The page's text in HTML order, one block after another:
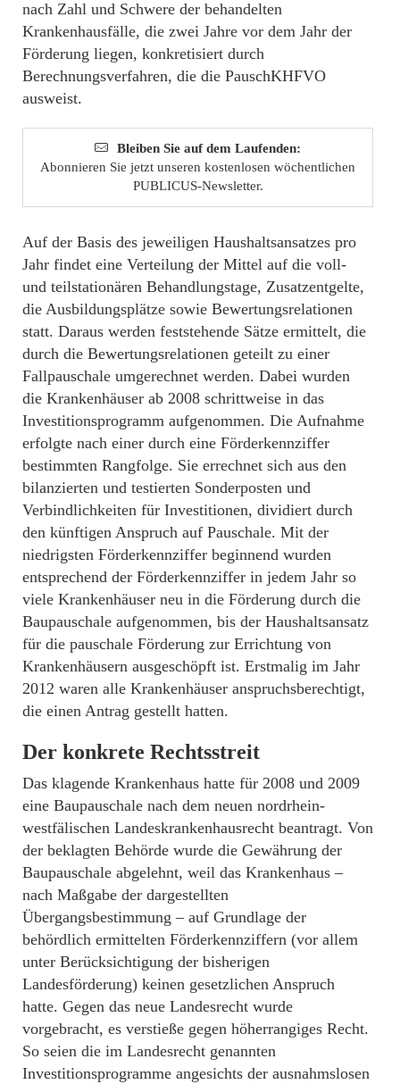
nach Zahl und Schwere der behandelten
Krankenhausfälle, die zwei Jahre vor dem Jahr der
Förderung liegen, konkretisiert durch
Berechnungsverfahren, die die PauschKHFVO
ausweist.
Bleiben Sie auf dem Laufenden:
Abonnieren Sie jetzt unseren kostenlosen wöchentlichen
PUBLICUS-Newsletter.
Auf der Basis des jeweiligen Haushaltsansatzes pro
Jahr findet eine Verteilung der Mittel auf die voll-
und teilstationären Behandlungstage, Zusatzentgelte,
die Ausbildungsplätze sowie Bewertungsrelationen
statt. Daraus werden feststehende Sätze ermittelt, die
durch die Bewertungsrelationen geteilt zu einer
Fallpauschale umgerechnet werden. Dabei wurden
die Krankenhäuser ab 2008 schrittweise in das
Investitionsprogramm aufgenommen. Die Aufnahme
erfolgte nach einer durch eine Förderkennziffer
bestimmten Rangfolge. Sie errechnet sich aus den
bilanzierten und testierten Sonderposten und
Verbindlichkeiten für Investitionen, dividiert durch
den künftigen Anspruch auf Pauschale. Mit der
niedrigsten Förderkennziffer beginnend wurden
entsprechend der Förderkennziffer in jedem Jahr so
viele Krankenhäuser neu in die Förderung durch die
Baupauschale aufgenommen, bis der Haushaltsansatz
für die pauschale Förderung zur Errichtung von
Krankenhäusern ausgeschöpft ist. Erstmalig im Jahr
2012 waren alle Krankenhäuser anspruchsberechtigt,
die einen Antrag gestellt hatten.
Der konkrete Rechtsstreit
Das klagende Krankenhaus hatte für 2008 und 2009
eine Baupauschale nach dem neuen nordrhein-
westfälischen Landeskrankenhausrecht beantragt. Von
der beklagten Behörde wurde die Gewährung der
Baupauschale abgelehnt, weil das Krankenhaus –
nach Maßgabe der dargestellten
Übergangsbestimmung – auf Grundlage der
behördlich ermittelten Förderkennziffern (vor allem
unter Berücksichtigung der bisherigen
Landesförderung) keinen gesetzlichen Anspruch
hatte. Gegen das neue Landesrecht wurde
vorgebracht, es verstieße gegen höherrangiges Recht.
So seien die im Landesrecht genannten
Investitionsprogramme angesichts der ausnahmslosen